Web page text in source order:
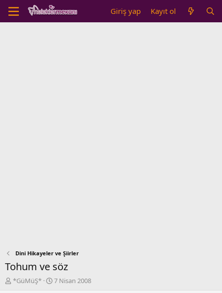
Giriş yap Kayıt ol
Dini Hikayeler ve Şiirler
Tohum ve söz
K
*GüMüŞ*
B
7 Nisan 2008